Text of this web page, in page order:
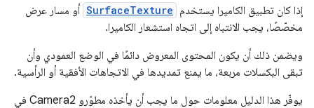
إذا كان تطبيق الكاميرا يستخدم SurfaceTexture أو مسار عرض
مخصّصًا، يجب الانتباه إلى اتجاه استشعار الكاميرا.
ويضمن ذلك أن يكون المحتوى المعروض دائمًا في الوضع العمودي وأن
تبقى البكسلات مربعة، ما يمنع تمديدها في الاتجاهات الأفقية أو الرأسية.
يوفّر هذا الدليل معلومات حول ما يجب أن يأخذه مطوّرو Camera2 في